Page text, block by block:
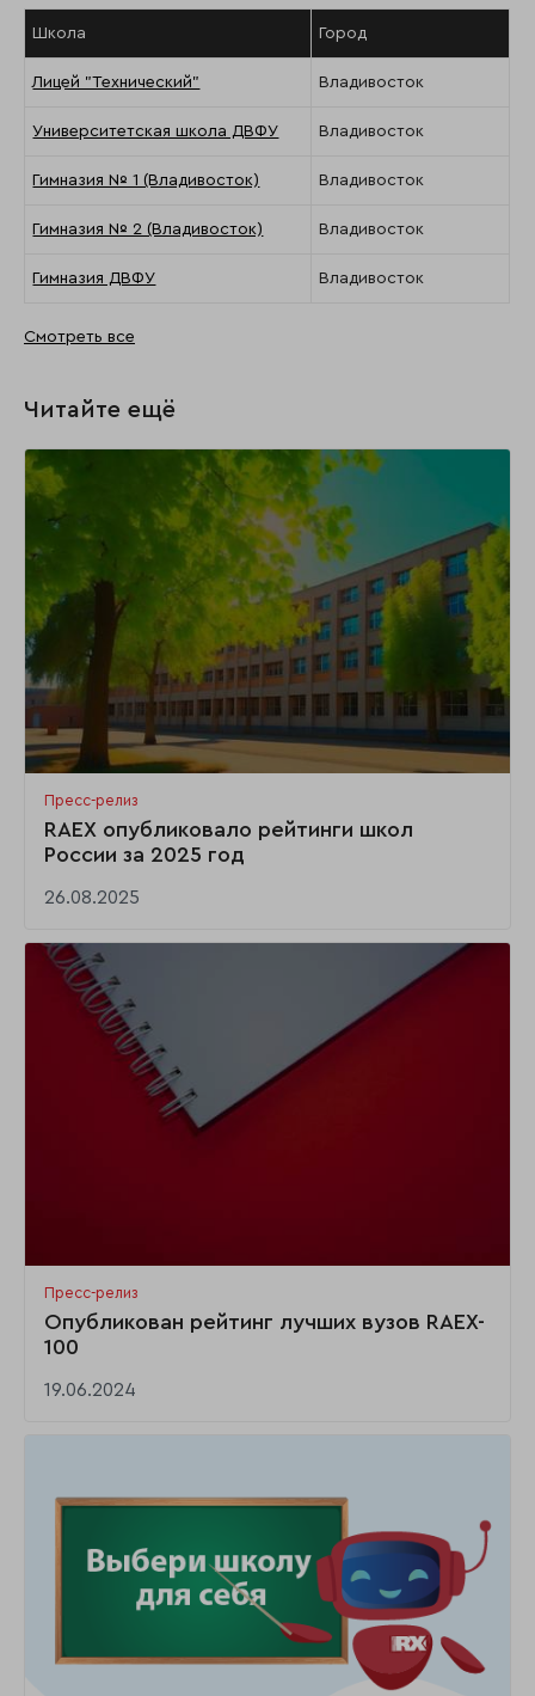
Школа Город
Лицей "Технический" Владивосток
Университетская школа ДВФУ Владивосток
Гимназия № 1 (Владивосток) Владивосток
Гимназия № 2 (Владивосток) Владивосток
Гимназия ДВФУ Владивосток
Смотреть все
Читайте ещё
Пресс-релиз
RAEX опубликовало рейтинги школ
России за 2025 год
26.08.2025
Пресс-релиз
Опубликован рейтинг лучших вузов RAEX-
100
19.06.2024